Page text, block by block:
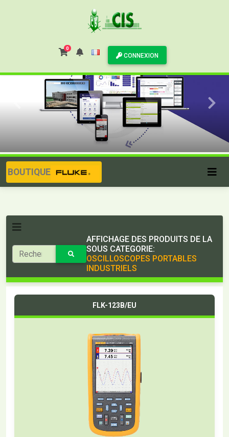
0
CONNEXION
BOUTIQUE
AFFICHAGE DES PRODUITS DE LA
SOUS CATEGORIE:
OSCILLOSCOPES PORTABLES
INDUSTRIELS
FLK-123B/EU